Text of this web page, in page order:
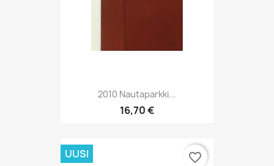
2010 Nautaparkki...
16,70 €
UUSI favorite_border